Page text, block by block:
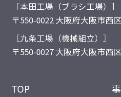
［本田工場（ブラシ工場）］
〒550-0022 大阪府大阪市西
［九条工場（機械組立）］
〒550-0027 大阪府大阪市西
TOP